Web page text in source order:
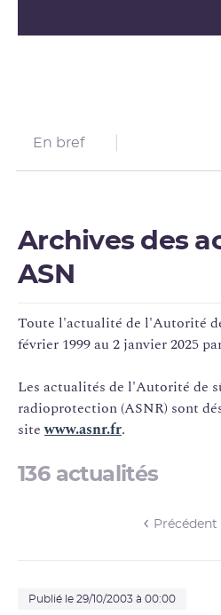
En bref
Archives des
ASN
Toute l'actualité de l'Autorité
février 1999 au 2 janvier 2025
Les actualités de l'Autorité de
radioprotection (ASNR) sont
sitewww.asnr.fr.
136 actualités
Précédent
Publié le 29/10/2003 à 00:00